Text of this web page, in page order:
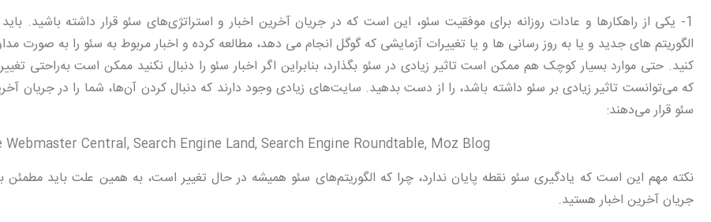
1- یکی از راهکارها و عادات روزانه برای موفقیت سئو، این است که در جریان آخرین اخبار و استراتژی‌های سئو قرار داشته باشید.
الگوریتم های جدید و یا به روز رسانی ها و یا تغییرات آزمایشی که گوگل انجام می دهد، مطالعه کرده و اخبار مربوط به سئو را به صورت
کنید. حتی موارد بسیار کوچک هم ممکن است تاثیر زیادی در سئو بگذارد، بنابراین اگر اخبار سئو را دنبال نکنید ممکن است به‌راحتی
که می‌توانست تاثیر زیادی بر سئو داشته باشد، را از دست بدهید. سایت‌های زیادی وجود دارند که دنبال کردن آن‌ها، شما را در جریان
سئو قرار می‌دهند:
Webmaster Central, Search Engine Land, Search Engine Roundtable, Moz Blog
نکته مهم این است که یادگیری سئو نقطه پایان ندارد، چرا که الگوریتم‌های سئو همیشه در حال تغییر است، به همین علت باید مطمئن
جریان آخرین اخبار هستید.